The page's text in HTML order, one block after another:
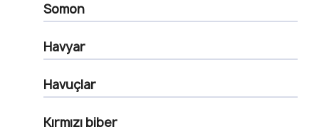
Somon
Havyar
Havuçlar
Kırmızı biber